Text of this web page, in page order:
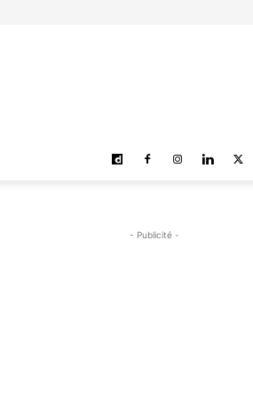
- Publicité -